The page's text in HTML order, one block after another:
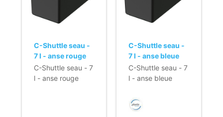
C-Shuttle seau -
7 l - anse rouge
C-Shuttle seau - 7
l - anse rouge
C-Shuttle seau -
7 l - anse bleue
C-Shuttle seau - 7
l - anse bleue